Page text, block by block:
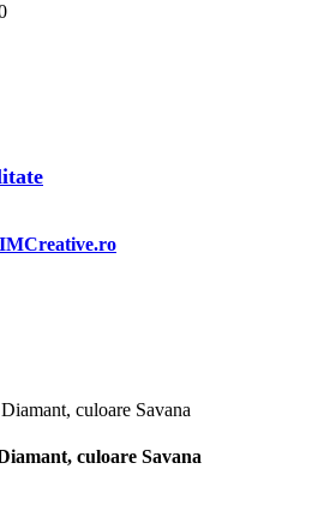
IMCreative.ro
culoare Savana